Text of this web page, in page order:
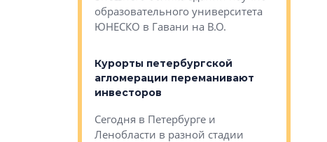
образовательного университета
ЮНЕСКО в Гавани на В.О.
Курорты петербургской
агломерации переманивают
инвесторов
Сегодня в Петербурге и
Ленобласти в разной стадии